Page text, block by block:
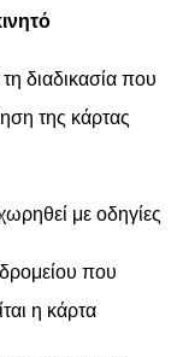
διαδικασία που
της κάρτας
με οδηγίες
που
η κάρτα